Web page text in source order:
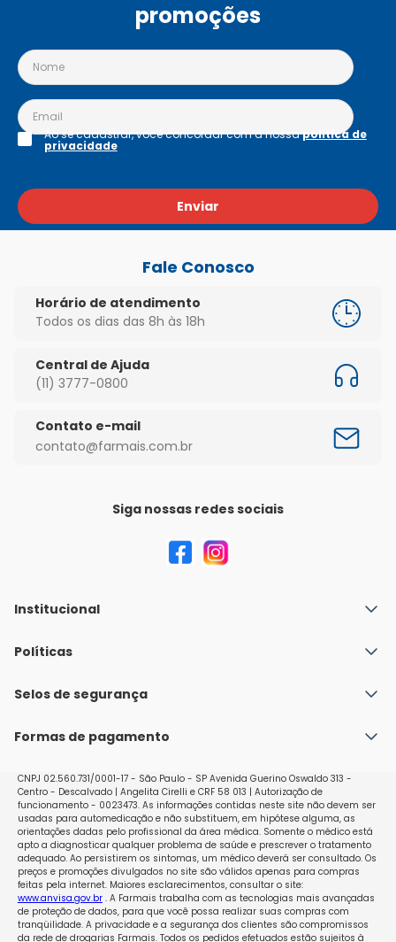
promoções
Enviar
Ao se cadastrar, você concordar com a nossapolítica de
privacidade
Fale Conosco
Horário de atendimento
Todos os dias das 8h às 18h
Central de Ajuda
(11) 3777-0800
Contato e-mail
contato@farmais.com.br
Siga nossas redes sociais
Institucional
Quem Somos
Nossas lojas
Políticas
Política de Envio
Políticas de Trocas e Devoluções
Selos de segurança
Formas de pagamento
CNPJ 02.560.731/0001-17 - São Paulo - SP Avenida Guerino Oswaldo 313 -
Centro - Descalvado | Angelita Cirelli e CRF 58 013 | Autorização de
funcionamento - 0023473. As informações contidas neste site não devem ser
usadas para automedicação e não substituem, em hipótese alguma, as
orientações dadas pelo profissional da área médica. Somente o médico está
apto a diagnosticar qualquer problema de saúde e prescrever o tratamento
adequado. Ao persistirem os sintomas, um médico deverá ser consultado. Os
preços e promoções divulgados no site são válidos apenas para compras
feitas pela internet. Maiores esclarecimentos, consultar o site:
www.anvisa.gov.br. A Farmais trabalha com as tecnologias mais avançadas
de proteção de dados, para que você possa realizar suas compras com
tranqüilidade. A privacidade e a segurança dos clientes são compromissos
da rede de drogarias Farmais. Todos os pedidos efetuados estão sujeitos à